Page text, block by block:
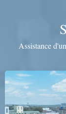
Assistance